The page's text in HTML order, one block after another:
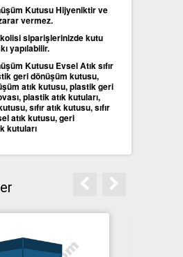
Kutusu Hijyeniktir ve
vermez.
siparişlerinizde kutu
yapılabilir.
Kutusu Evsel Atık sıfır
geri dönüşüm kutusu,
atık kutusu, plastik geri
plastik atık kutuları,
sıfır atık kutusu, sıfır
atık kutusu, geri
kutuları